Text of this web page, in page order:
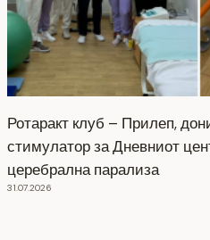
Ротаракт клуб – Прилеп,
стимулатор за Дневниот
церебрална парализа
31.07.2026